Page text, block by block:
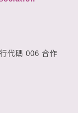
代碼 006 合作